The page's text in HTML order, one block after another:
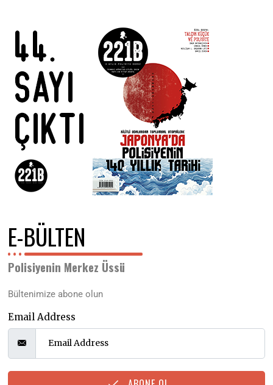
E-BÜLTEN
Polisiyenin Merkez Üssü
Bültenimize abone olun
Email Address